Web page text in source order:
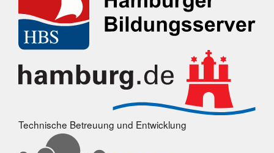
Technische Betreuung und Entwicklung